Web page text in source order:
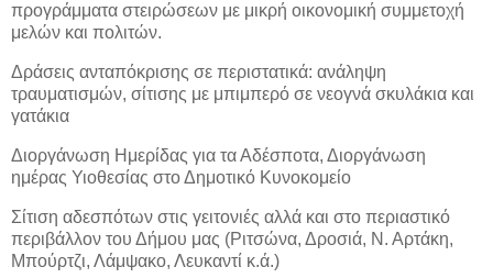
προγράμματα στειρώσεων με μικρή οικονομική συμμετοχή
μελών και πολιτών.
Δράσεις ανταπόκρισης σε περιστατικά: ανάληψη
τραυματισμών, σίτισης με μπιμπερό σε νεογνά σκυλάκια και
γατάκια
Διοργάνωση Ημερίδας για τα Αδέσποτα, Διοργάνωση
ημέρας Υιοθεσίας στο Δημοτικό Κυνοκομείο
Σίτιση αδεσπότων στις γειτονιές αλλά και στο περιαστικό
περιβάλλον του Δήμου μας (Ριτσώνα, Δροσιά, Ν. Αρτάκη,
Μπούρτζι, Λάμψακο, Λευκαντί κ.ά.)